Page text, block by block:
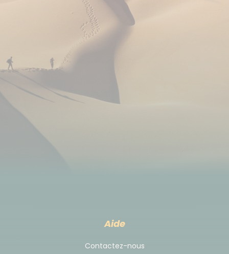
Tous nos guides de montagne et assistants guides
sont formés par le label américain de sécurité en
certifiés par la KINAPA (Kilimandjaro National Park
Association) qui fait foi sur le massif.
Niveau de sécurité maximal :
Matériel acheté en Afrique du Sud, vérifié avant
matins et soirs la saturation artérielle de
Aide
Contactez-nous